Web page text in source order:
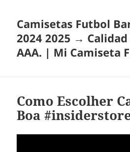
Camisetas Futbol
2024 2025 → Calidad
AAA. | Mi Camiseta
Como Escolher
Boa